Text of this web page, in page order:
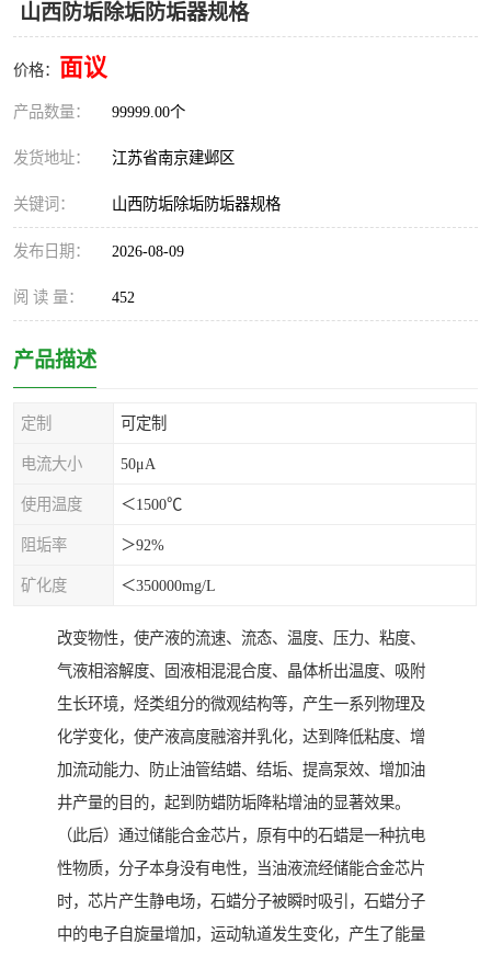
山西防垢除垢防垢器规格
价格： 面议
产品数量： 99999.00个
发货地址： 江苏省南京建邺区
关键词： 山西防垢除垢防垢器规格
发布日期： 2026-08-09
阅 读 量： 452
产品描述
定制 可定制
电流大小 50μA
使用温度 ＜1500℃
阻垢率 ＞92%
矿化度 ＜350000mg/L
改变物性，使产液的流速、流态、温度、压力、粘度、
气液相溶解度、固液相混混合度、晶体析出温度、吸附
生长环境，烃类组分的微观结构等，产生一系列物理及
化学变化，使产液高度融溶并乳化，达到降低粘度、增
加流动能力、防止油管结蜡、结垢、提高泵效、增加油
井产量的目的，起到防蜡防垢降粘增油的显著效果。
（此后）通过储能合金芯片，原有中的石蜡是一种抗电
性物质，分子本身没有电性，当油液流经储能合金芯片
时，芯片产生静电场，石蜡分子被瞬时吸引，石蜡分子
中的电子自旋量增加，运动轨道发生变化，产生了能量